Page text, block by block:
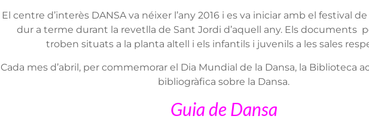
El centre d’interès DANSA va néixer l’any 2016 i es va iniciar amb el festival
dur a terme durant la revetlla de Sant Jordi d’aquell any. Els documents
troben situats a la planta altell i els infantils i juvenils a les sales
Cada mes d’abril, per commemorar el Dia Mundial de la Dansa, la Biblioteca
bibliogràfica sobre la Dansa.
Guia de Dansa